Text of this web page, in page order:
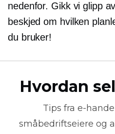
nedenfor. Gikk vi glipp
beskjed om hvilken
du bruker!
Hvordan
Tips fra e-handel
småbedriftseiere og